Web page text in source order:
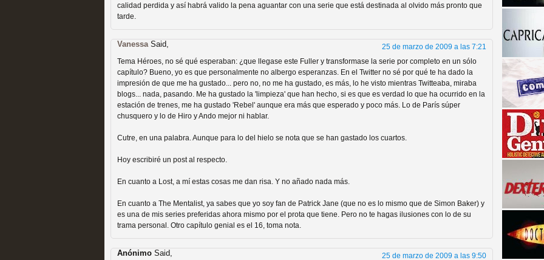
MOLTISANTI
Recomendación de la semana
Expediente X: Guía para descubrir la "verdad"
Recomendación de la semana
calidad perdida y así habrá valido la pena aguantar con una serie que está destinada al olvido más pronto que
tarde.
Vanessa Said,
25 de marzo de 2009 a las 7:21
Tema Héroes, no sé qué esperaban: ¿que llegase este Fuller y transformase la serie por completo en un sólo
capítulo? Bueno, yo es que personalmente no albergo esperanzas. En el Twitter no sé por qué te ha dado la
impresión de que me ha gustado... pero no, no me ha gustado, es más, lo he visto mientras Twitteaba, miraba
blogs... nada, pasando. Me ha gustado la 'limpieza' que han hecho, si es que es verdad lo que ha ocurrido en la
estación de trenes, me ha gustado 'Rebel' aunque era más que esperado y poco más. Lo de París súper
chusquero y lo de Hiro y Ando mejor ni hablar.
Cutre, en una palabra. Aunque para lo del hielo se nota que se han gastado los cuartos.
Hoy escribiré un post al respecto.
En cuanto a Lost, a mí estas cosas me dan risa. Y no añado nada más.
En cuanto a The Mentalist, ya sabes que yo soy fan de Patrick Jane (que no es lo mismo que de Simon Baker) y
es una de mis series preferidas ahora mismo por el prota que tiene. Pero no te hagas ilusiones con lo de su
trama personal. Otro capítulo genial es el 16, toma nota.
Anónimo Said, 25 de marzo de 2009 a las 9:50